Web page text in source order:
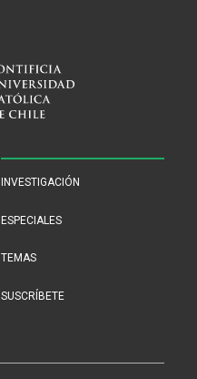
INVESTIGACIÓN
ESPECIALES
TEMAS
SUSCRÍBETE